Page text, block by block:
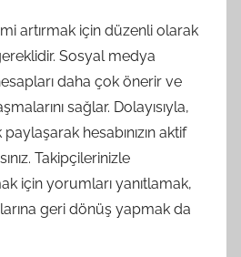
artırmak için düzenli olarak
Sosyal medya
daha çok önerir ve
sağlar. Dolayısıyla,
hesabınızın aktif
Takipçilerinizle
için yorumları yanıtlamak,
geri dönüş yapmak da